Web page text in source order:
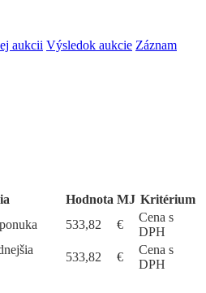
aukcii Výsledok aukcie Záznam
Hodnota MJ Kritérium
533,82 €
Cena s
DPH
533,82 €
Cena s
DPH